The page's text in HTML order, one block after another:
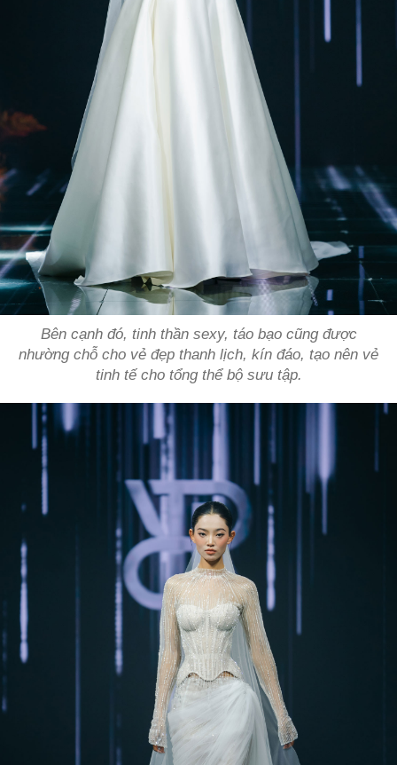
Bên cạnh đó, tinh thần sexy, táo bạo cũng được
nhường chỗ cho vẻ đẹp thanh lịch, kín đáo, tạo nên vẻ
tinh tế cho tổng thể bộ sưu tập.